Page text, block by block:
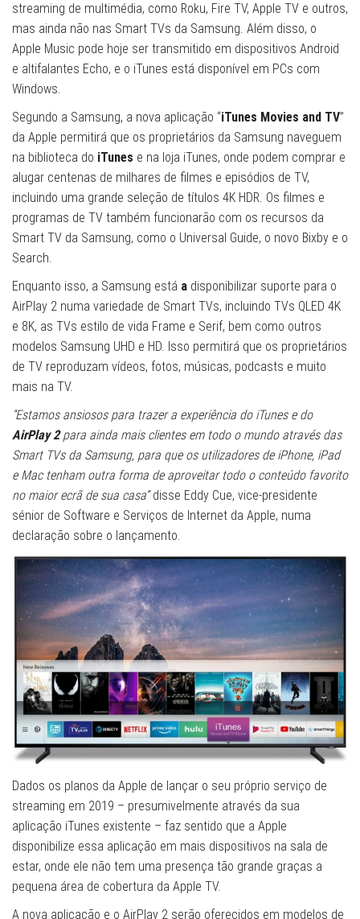
streaming de multimédia, como Roku, Fire TV, Apple TV e outros,
mas ainda não nas Smart TVs da Samsung. Além disso, o
Apple Music pode hoje ser transmitido em dispositivos Android
e altifalantes Echo, e o iTunes está disponível em PCs com
Windows.
Segundo a Samsung, a nova aplicação “iTunes Movies and TV”
da Apple permitirá que os proprietários da Samsung naveguem
na biblioteca do iTunes e na loja iTunes, onde podem comprar e
alugar centenas de milhares de filmes e episódios de TV,
incluindo uma grande seleção de títulos 4K HDR. Os filmes e
programas de TV também funcionarão com os recursos da
Smart TV da Samsung, como o Universal Guide, o novo Bixby e o
Search.
Enquanto isso, a Samsung está a disponibilizar suporte para o
AirPlay 2 numa variedade de Smart TVs, incluindo TVs QLED 4K
e 8K, as TVs estilo de vida Frame e Serif, bem como outros
modelos Samsung UHD e HD. Isso permitirá que os proprietários
de TV reproduzam vídeos, fotos, músicas, podcasts e muito
mais na TV.
“Estamos ansiosos para trazer a experiência do iTunes e do
AirPlay 2para ainda mais clientes em todo o mundo através das
Smart TVs da Samsung, para que os utilizadores de iPhone, iPad
e Mac tenham outra forma de aproveitar todo o conteúdo favorito
no maior ecrã de sua casa”disse Eddy Cue, vice-presidente
sénior de Software e Serviços de Internet da Apple, numa
declaração sobre o lançamento.
Dados os planos da Apple de lançar o seu próprio serviço de
streaming em 2019 – presumivelmente através da sua
aplicação iTunes existente – faz sentido que a Apple
disponibilize essa aplicação em mais dispositivos na sala de
estar, onde ele não tem uma presença tão grande graças a
pequena área de cobertura da Apple TV.
A nova aplicação e o AirPlay 2 serão oferecidos em modelos de